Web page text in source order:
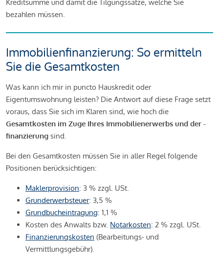
Kreditsumme und damit die Tilgungssätze, welche Sie
bezahlen müssen.
Immobilienfinanzierung: So ermitteln
Sie die Gesamtkosten
Was kann ich mir in puncto Hauskredit oder
Eigentumswohnung leisten? Die Antwort auf diese Frage setzt
voraus, dass Sie sich im Klaren sind, wie hoch die
Gesamtkosten im Zuge Ihres Immobilienerwerbs und der -
finanzierung sind.
Bei den Gesamtkosten müssen Sie in aller Regel folgende
Positionen berücksichtigen:
Maklerprovision: 3 % zzgl. USt.
Grunderwerbsteuer: 3,5 %
Grundbucheintragung: 1,1 %
Kosten des Anwalts bzw. Notarkosten: 2 % zzgl. USt.
Finanzierungskosten (Bearbeitungs- und
Vermittlungsgebühr).